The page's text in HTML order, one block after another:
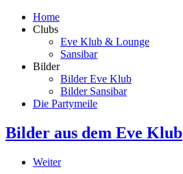
Home
Clubs
Eve Klub & Lounge
Sansibar
Bilder
Bilder Eve Klub
Bilder Sansibar
Die Partymeile
Bilder aus dem Eve Klub
Weiter